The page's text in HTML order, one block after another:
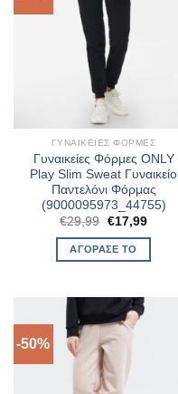
ΓΥΝΑΙΚΕΊΕΣ ΦΌΡΜΕΣ
Γυναικείες Φόρμες ONLY
Play Slim Sweat Γυναικείο
Παντελόνι Φόρμας
(9000095973_44755)
€29,99 Original
was:
€29,99.
€17,99Η
ΑΓΌΡΑΣΈ ΤΟ
-50%